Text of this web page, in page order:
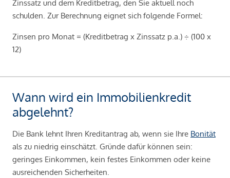
Zinssatz und dem Kreditbetrag, den Sie aktuell noch
schulden. Zur Berechnung eignet sich folgende Formel:
Zinsen pro Monat = (Kreditbetrag x Zinssatz p.a.) ÷ (100 x
12)
Wann wird ein Immobilienkredit
abgelehnt?
Die Bank lehnt Ihren Kreditantrag ab, wenn sie Ihre Bonität
als zu niedrig einschätzt. Gründe dafür können sein:
geringes Einkommen, kein festes Einkommen oder keine
ausreichenden Sicherheiten.